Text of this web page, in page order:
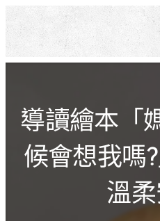
導讀繪本「
候會想我嗎
溫